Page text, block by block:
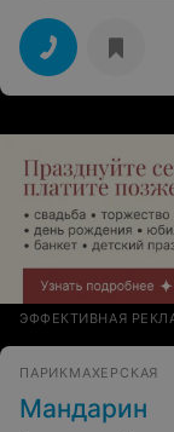
ЭФФЕКТИВНАЯ
ПАРИКМАХЕРСКАЯ
Мандарин